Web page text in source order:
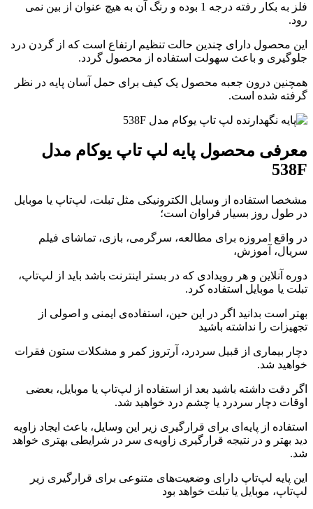
فلز به بکار رفته درجه 1 بوده و رنگ آن به هیچ عنوان از بین نمی
رود.
این محصول دارای چندین حالت تنظیم ارتفاع است که از گردن درد
جلوگیری و باعث سهولت استفاده از محصول گردد.
همچنین درون جعبه محصول یک کیف برای حمل آسان پایه در نظر
گرفته شده است.
معرفی محصول پایه لپ تاپ یوکام مدل
538F
مشخصا استفاده از وسایل الکترونیکی مثل تبلت، لپ‌تاپ یا موبایل
در طول روز بسیار فراوان است؛
در واقع امروزه برای مطالعه، سرگرمی، بازی، تماشای فیلم
سریال، آموزش،
دوره آنلاین و هر رویدادی که در بستر اینترنت باشد باید از لپ‌تاپ،
تبلت یا موبایل استفاده کرد.
بهتر است بدانید اگر در این حین، استفاده‌ی ایمنی و اصولی از
تجهیزات را نداشته باشید
دچار بیماری از قبیل سردرد، آرتروز کمر و مشکلات ستون فقرات
خواهید شد.
اگر دقت داشته باشید بعد از استفاده از لپ‌تاپ یا موبایل، بعضی
اوقات دچار سردرد یا چشم درد خواهید شد.
استفاده از پایه‌ای برای قرارگیری زیر این وسایل، باعث ایجاد زاویه
دید بهتر و در نتیجه قرارگیری زاویه‌ی سر در شرایطی بهتری خواهد
شد.
این پایه لپ‌تاپ دارای وضعیت‌های متنوعی برای قرارگیری زیر
لپ‌تاپ، موبایل یا تبلت خواهد بود